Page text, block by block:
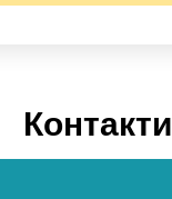
Контакти